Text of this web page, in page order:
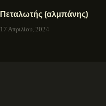
Πεταλωτής (αλμπάνης)
17 Απριλίου, 2024